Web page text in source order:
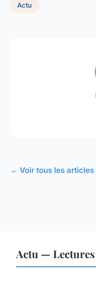
Actu
← Voir tous les articles
Actu —